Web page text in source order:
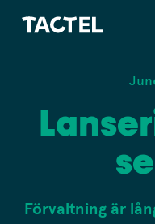
Förvaltning är